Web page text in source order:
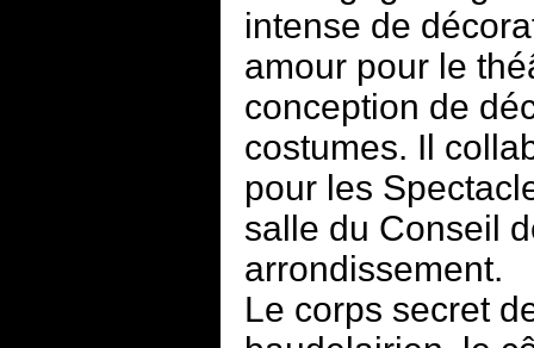
intense de
amour pour le
conception de
costumes. Il
pour les
salle du Conseil
arrondissement.
Le corps secret